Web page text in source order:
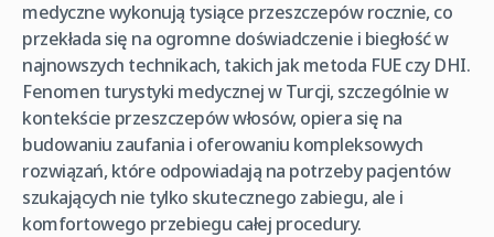
medyczne wykonują tysiące przeszczepów rocznie, co
przekłada się na ogromne doświadczenie i biegłość w
najnowszych technikach, takich jak metoda FUE czy DHI.
Fenomen turystyki medycznej w Turcji, szczególnie w
kontekście przeszczepów włosów, opiera się na
budowaniu zaufania i oferowaniu kompleksowych
rozwiązań, które odpowiadają na potrzeby pacjentów
szukających nie tylko skutecznego zabiegu, ale i
komfortowego przebiegu całej procedury.